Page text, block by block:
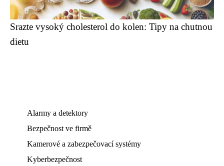
Srazte vysoký cholesterol do kolen: Tipy na chutnou
dietu
Alarmy a detektory
Bezpečnost ve firmě
Kamerové a zabezpečovací systémy
Kyberbezpečnost